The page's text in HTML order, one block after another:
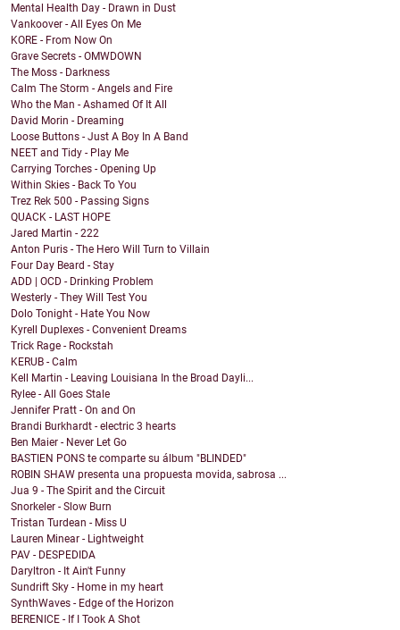
Mental Health Day - Drawn in Dust
Vankoover - All Eyes On Me
KORE - From Now On
Grave Secrets - OMWDOWN
The Moss - Darkness
Calm The Storm - Angels and Fire
Who the Man - Ashamed Of It All
David Morin - Dreaming
Loose Buttons - Just A Boy In A Band
NEET and Tidy - Play Me
Carrying Torches - Opening Up
Within Skies - Back To You
Trez Rek 500 - Passing Signs
QUACK - LAST HOPE
Jared Martin - 222
Anton Puris - The Hero Will Turn to Villain
Four Day Beard - Stay
ADD | OCD - Drinking Problem
Westerly - They Will Test You
Dolo Tonight - Hate You Now
Kyrell Duplexes - Convenient Dreams
Trick Rage - Rockstah
KERUB - Calm
Kell Martin - Leaving Louisiana In the Broad Dayli...
Rylee - All Goes Stale
Jennifer Pratt - On and On
Brandi Burkhardt - electric 3 hearts
Ben Maier - Never Let Go
BASTIEN PONS te comparte su álbum "BLINDED"
ROBIN SHAW presenta una propuesta movida, sabrosa ...
Jua 9 - The Spirit and the Circuit
Snorkeler - Slow Burn
Tristan Turdean - Miss U
Lauren Minear - Lightweight
PAV - DESPEDIDA
Daryltron - It Ain't Funny
Sundrift Sky - Home in my heart
SynthWaves - Edge of the Horizon
BERENICE - If I Took A Shot